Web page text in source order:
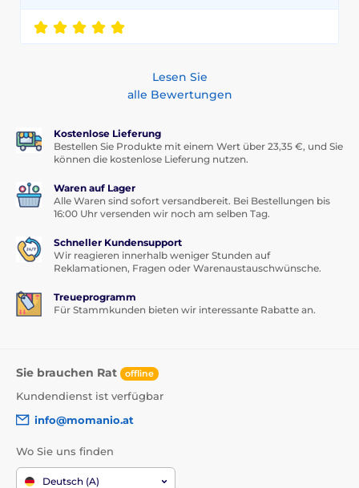
Lesen Sie
alle Bewertungen
Kostenlose Lieferung
Bestellen Sie Produkte mit einem Wert über 23,35 €, und Sie
können die kostenlose Lieferung nutzen.
Waren auf Lager
Alle Waren sind sofort versandbereit. Bei Bestellungen bis
16:00 Uhr versenden wir noch am selben Tag.
Schneller Kundensupport
Wir reagieren innerhalb weniger Stunden auf
Reklamationen, Fragen oder Warenaustauschwünsche.
Treueprogramm
Für Stammkunden bieten wir interessante Rabatte an.
Sie brauchen Rat offline
Kundendienst ist verfügbar
info@momanio.at
Wo Sie uns finden
Deutsch (A)